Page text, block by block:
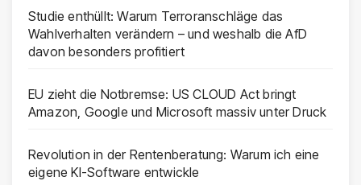
Studie enthüllt: Warum Terroranschläge das
Wahlverhalten verändern – und weshalb die AfD
davon besonders profitiert
EU zieht die Notbremse: US CLOUD Act bringt
Amazon, Google und Microsoft massiv unter Druck
Revolution in der Rentenberatung: Warum ich eine
eigene KI-Software entwickle